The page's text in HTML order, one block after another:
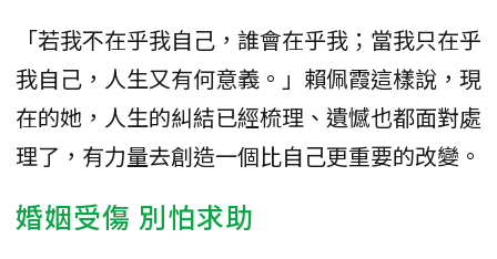
「若我不在乎我自己，誰會在乎我；當我只在乎
我自己，人生又有何意義。」賴佩霞這樣說，現
在的她，人生的糾結已經梳理、遺憾也都面對處
理了，有力量去創造一個比自己更重要的改變。
婚姻受傷 別怕求助